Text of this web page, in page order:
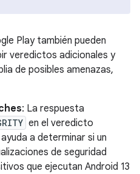
Play también pueden
veredictos adicionales y
de posibles amenazas,
: La respuesta
en el veredicto
a determinar si un
de seguridad
que ejecutan Android 13